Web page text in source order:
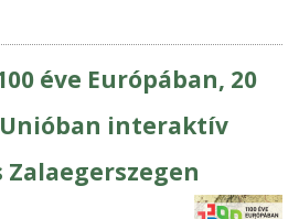
éve Európában, 20
Unióban interaktív